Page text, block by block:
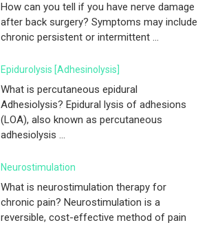
How can you tell if you have nerve damage
after back surgery? Symptoms may include
chronic persistent or intermittent ...
Epidurolysis [adhesinolysis]
What is percutaneous epidural
Adhesiolysis? Epidural lysis of adhesions
(LOA), also known as percutaneous
adhesiolysis ...
Neurostimulation
What is neurostimulation therapy for
chronic pain? Neurostimulation is a
reversible, cost-effective method of pain